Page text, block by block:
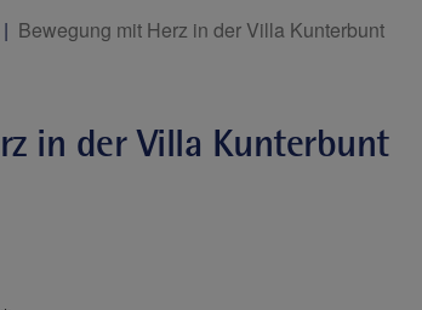
Bewegung mit Herz in der Villa Kunterbunt
in der Villa Kunterbunt